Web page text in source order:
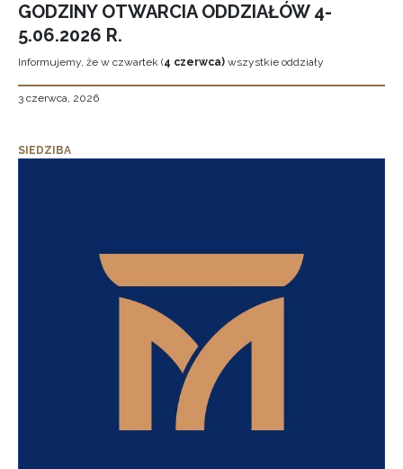
GODZINY OTWARCIA ODDZIAŁÓW 4-
5.06.2026 R.
Informujemy, że w czwartek (4 czerwca) wszystkie oddziały
3 czerwca, 2026
SIEDZIBA